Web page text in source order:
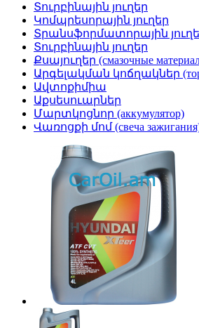
Տուրբինային յուղեր
Կոմպրեսորային յուղեր
Տրանսֆորմատորային
Տուրբինային յուղեր
Քսայուղեր (смазочные
Արգելակման կոճղակներ
Ավտոքիմիա
Աքսեսուարներ
Մարտկոցնոր (аккумулятор)
Վառոցքի մոմ (свеча